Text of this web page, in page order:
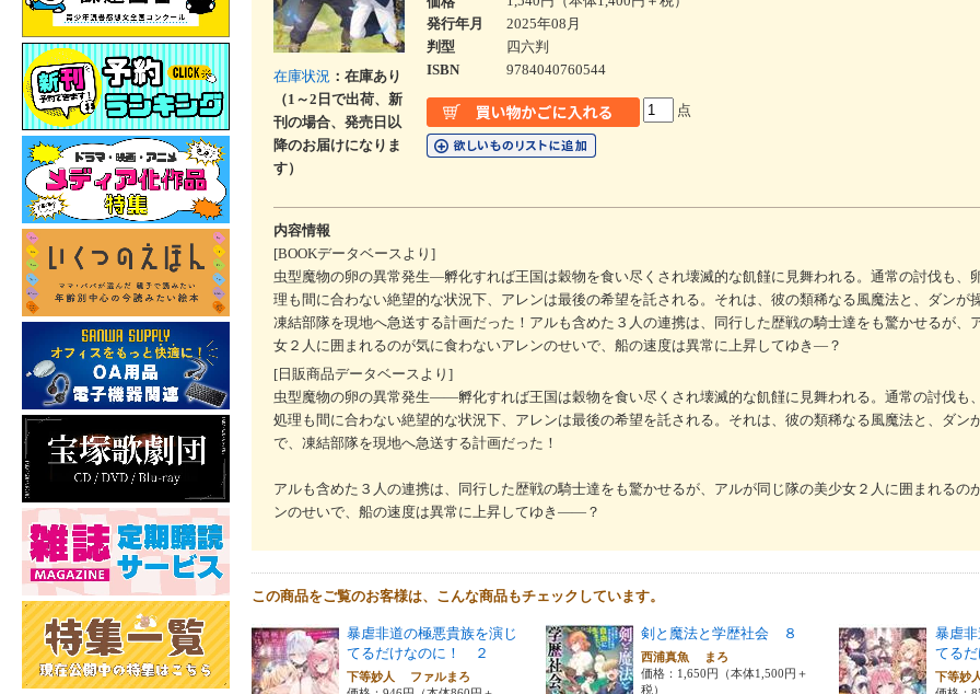
在庫状況 ：在庫あり
（1～2日で出荷、新
刊の場合、発売日以
降のお届けになりま
す）
発行年月
2025年08月
判型
四六判
ISBN
9784040760544
点
内容情報
[BOOKデータベースより]
虫型魔物の卵の異常発生―孵化すれば王国は穀物を食い尽くされ壊滅的な飢饉に見舞われる。通常の討伐も、
理も間に合わない絶望的な状況下、アレンは最後の希望を託される。それは、彼の類稀なる風魔法と、ダンが
凍結部隊を現地へ急送する計画だった！アルも含めた３人の連携は、同行した歴戦の騎士達をも驚かせるが、
女２人に囲まれるのが気に食わないアレンのせいで、船の速度は異常に上昇してゆき―？
[日販商品データベースより]
虫型魔物の卵の異常発生――孵化すれば王国は穀物を食い尽くされ壊滅的な飢饉に見舞われる。通常の討伐も
処理も間に合わない絶望的な状況下、アレンは最後の希望を託される。それは、彼の類稀なる風魔法と、ダン
で、凍結部隊を現地へ急送する計画だった！
アルも含めた３人の連携は、同行した歴戦の騎士達をも驚かせるが、アルが同じ隊の美少女２人に囲まれるの
ンのせいで、船の速度は異常に上昇してゆき――？
この商品をご覧のお客様は、こんな商品もチェックしています。
暴虐非道の極悪貴族を演じ
てるだけなのに！ ２
下等妙人 ファルまろ
剣と魔法と学歴社会 ８
西浦真魚 まろ
価格：1,650円（本体1,500円＋
税）
暴虐
てるだ
下等妙